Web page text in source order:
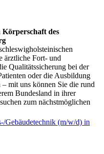
des
ärztliche Fort- und
Qualitätssicherung bei der
oder die Ausbildung
mit uns können Sie die rund
Bundesland in ihrer
zum nächstmöglichen